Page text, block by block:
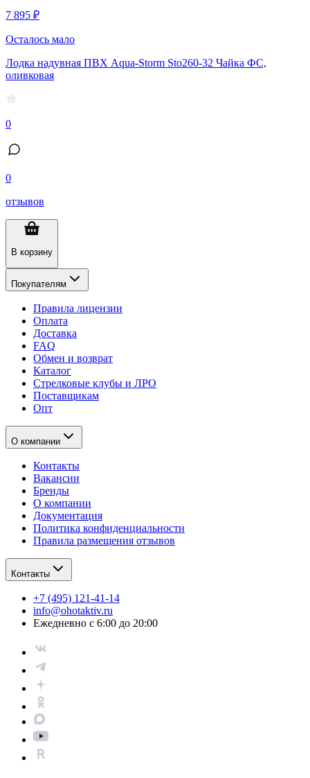
7 895 ₽
Осталось мало
Лодка надувная ПВХ Aqua-Storm Sto260-32 Чайка ФС,
оливковая
0
0
отзывов
В корзину
Покупателям
Правила лицензии
Оплата
Доставка
FAQ
Обмен и возврат
Каталог
Стрелковые клубы и ЛРО
Поставщикам
Опт
О компании
Контакты
Вакансии
Бренды
О компании
Документация
Политика конфиденциальности
Правила размещения отзывов
Контакты
+7 (495) 121-41-14
info@ohotaktiv.ru
Ежедневно с 6:00 до 20:00